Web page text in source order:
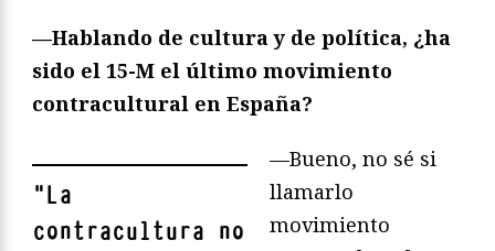
—Hablando de cultura y de política, ¿ha
sido el 15-M el último movimiento
contracultural en España?
"La
contracultura no
—Bueno, no sé si
llamarlo
movimiento